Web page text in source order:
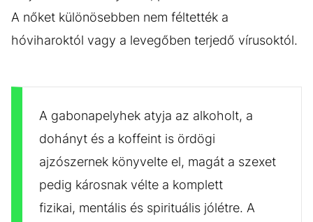
A nőket különösebben nem féltették a
hóviharoktól vagy a levegőben terjedő vírusoktól.
A gabonapelyhek atyja az alkoholt, a
dohányt és a koffeint is ördögi
ajzószernek könyvelte el, magát a szexet
pedig károsnak vélte a komplett
fizikai, mentális és spirituális jólétre. A